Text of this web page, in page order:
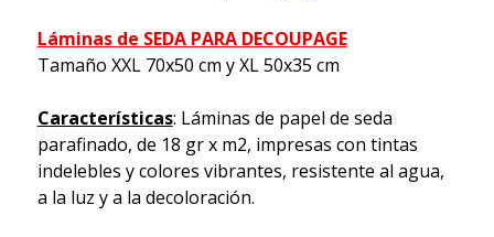
Láminas de SEDA PARA DECOUPAGE
Tamaño XXL 70x50 cm y XL 50x35 cm
Características: Láminas de papel de seda
parafinado, de 18 gr x m2, impresas con tintas
indelebles y colores vibrantes, resistente al agua,
a la luz y a la decoloración.